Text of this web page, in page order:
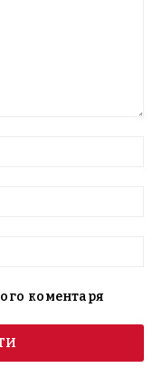
коментаря